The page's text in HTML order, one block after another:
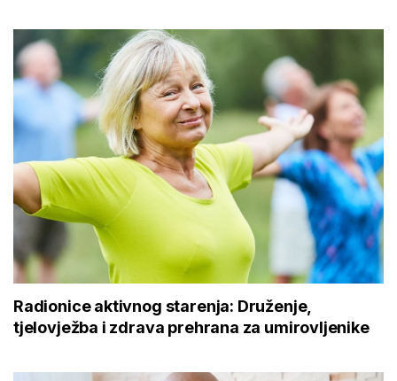
Radionice aktivnog starenja: Druženje,
tjelovježba i zdrava prehrana za umirovljenike